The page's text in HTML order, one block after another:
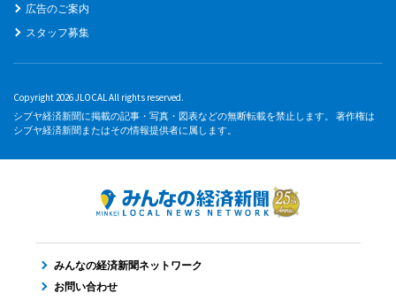
広告のご案内
スタッフ募集
Copyright 2026 JLOCAL All rights reserved.
シブヤ経済新聞に掲載の記事・写真・図表などの無断転載を禁止します。 著作権は
シブヤ経済新聞またはその情報提供者に属します。
みんなの経済新聞ネットワーク
お問い合わせ